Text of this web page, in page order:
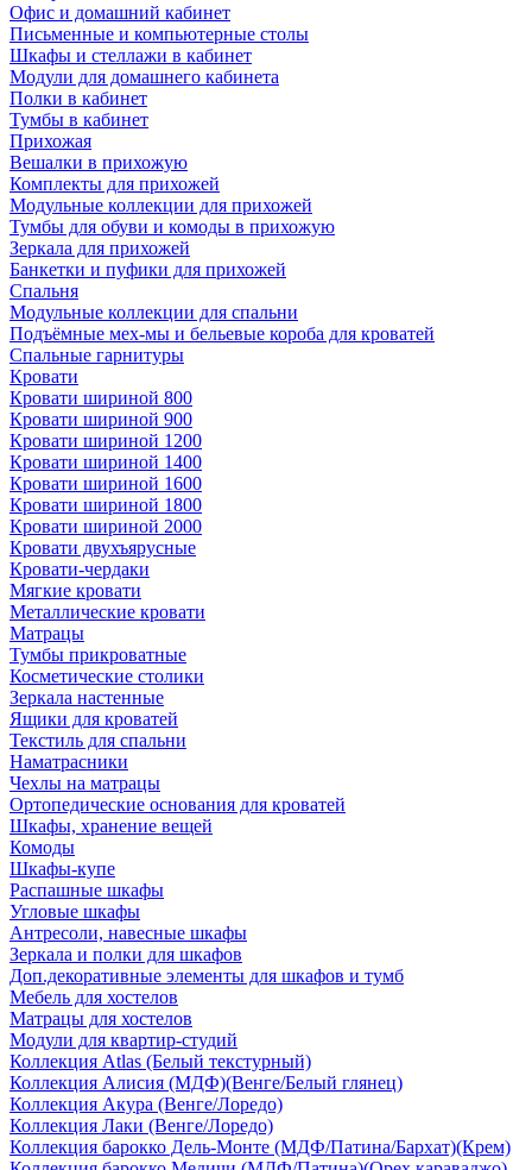
Офис и домашний кабинет
Письменные и компьютерные столы
Шкафы и стеллажи в кабинет
Модули для домашнего кабинета
Полки в кабинет
Тумбы в кабинет
Прихожая
Вешалки в прихожую
Комплекты для прихожей
Модульные коллекции для прихожей
Тумбы для обуви и комоды в прихожую
Зеркала для прихожей
Банкетки и пуфики для прихожей
Спальня
Модульные коллекции для спальни
Подъёмные мех-мы и бельевые короба для кроватей
Спальные гарнитуры
Кровати
Кровати шириной 800
Кровати шириной 900
Кровати шириной 1200
Кровати шириной 1400
Кровати шириной 1600
Кровати шириной 1800
Кровати шириной 2000
Кровати двухъярусные
Кровати-чердаки
Мягкие кровати
Металлические кровати
Матрацы
Тумбы прикроватные
Косметические столики
Зеркала настенные
Ящики для кроватей
Текстиль для спальни
Наматрасники
Чехлы на матрацы
Ортопедические основания для кроватей
Шкафы, хранение вещей
Комоды
Шкафы-купе
Распашные шкафы
Угловые шкафы
Антресоли, навесные шкафы
Зеркала и полки для шкафов
Доп.декоративные элементы для шкафов и тумб
Мебель для хостелов
Матрацы для хостелов
Модули для квартир-студий
Коллекция Atlas (Белый текстурный)
Коллекция Алисия (МДФ)(Венге/Белый глянец)
Коллекция Акура (Венге/Лоредо)
Коллекция Лаки (Венге/Лоредо)
Коллекция барокко Дель-Монте (МДФ/Патина/Бархат)(Крем)